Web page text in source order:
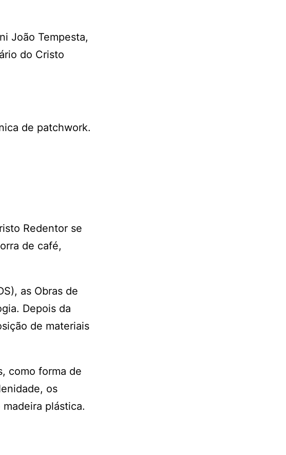
João Tempesta,
do Cristo
de patchwork.
Redentor se
de café,
as Obras de
Depois da
de materiais
como forma de
os
plástica.